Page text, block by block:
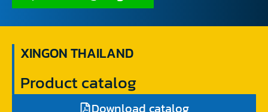
XINGON THAILAND
Product catalog